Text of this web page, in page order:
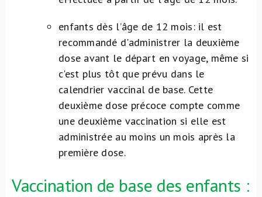
enfants dès l’âge de 12 mois: il est
recommandé d'administrer la deuxième
dose avant le départ en voyage, même si
c'est plus tôt que prévu dans le
calendrier vaccinal de base. Cette
deuxième dose précoce compte comme
une deuxième vaccination si elle est
administrée au moins un mois après la
première dose.
Vaccination de base des enfants :